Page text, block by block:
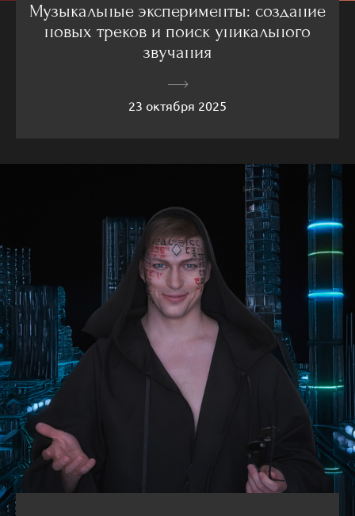
Музыкальные эксперименты: создание
новых треков и поиск уникального
звучания
23 октября 2025